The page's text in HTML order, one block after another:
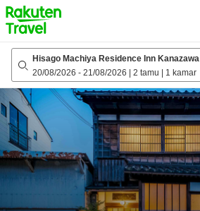
to
top
page
Hisago Machiya Residence Inn Kanazawa
20/08/2026 - 21/08/2026 2 tamu 1 kamar